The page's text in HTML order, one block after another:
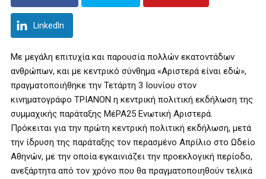
LinkedIn
Με μεγάλη επιτυχία και παρουσία πολλών εκατοντάδων
ανθρώπων, και με κεντρικό σύνθημα «Αριστερά είναι εδώ»,
πραγματοποιήθηκε την Τετάρτη 3 Ιουνίου στον
κινηματογράφο ΤΡΙΑΝΟΝ η κεντρική πολιτική εκδήλωση της
συμμαχικής παράταξης ΜέΡΑ25 Ενωτική Αριστερά.
Πρόκειται για την πρώτη κεντρική πολιτική εκδήλωση, μετά
την ίδρυση της παράταξης τον περασμένο Απρίλιο στο Ωδείο
Αθηνών, με την οποία εγκαινιάζει την προεκλογική περίοδο,
ανεξάρτητα από τον χρόνο που θα πραγματοποιηθούν τελικά